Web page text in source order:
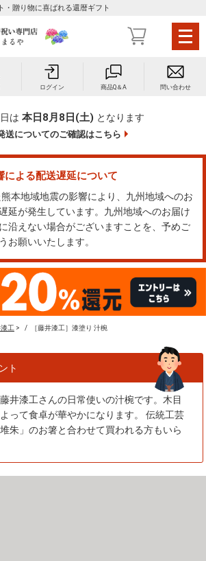
メ
ニ
ー
を
・贈り物に喜ばれる還暦ギフト
ログイン 商品Q＆A 問い合わせ
は 本日8月8日(土) となります
送についてのご確認はこちら
による配送遅延について
本地域地震の影響により、九州地域へのお
延が発生しています。九州地域へのお届け
沿えない場合がございますことを、予めご
お願いいたします。
工 > ［藤井漆工］漆塗り 汁椀
井漆工さんの日常使いの汁椀です。木目
って食卓が華やかになります。 伝統工芸
朱」のお箸と合わせて買われる方もいら
ト